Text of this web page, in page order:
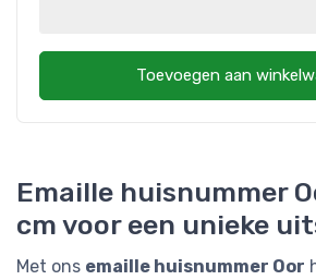
Emaille huisnummer
cm voor een unieke
Met ons emaille huisnummer Oor
Toevoegen aan